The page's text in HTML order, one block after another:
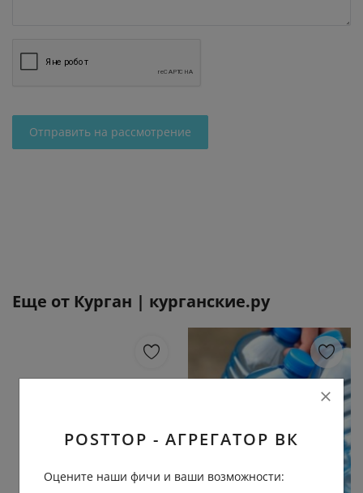
Отправить на рассмотрение
Еще от Курган | курганские.ру
POSTTOP - АГРЕГАТОР ВК
Оцените наши фичи и ваши возможности: